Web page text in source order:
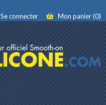
Se connecter Mon panier (0)